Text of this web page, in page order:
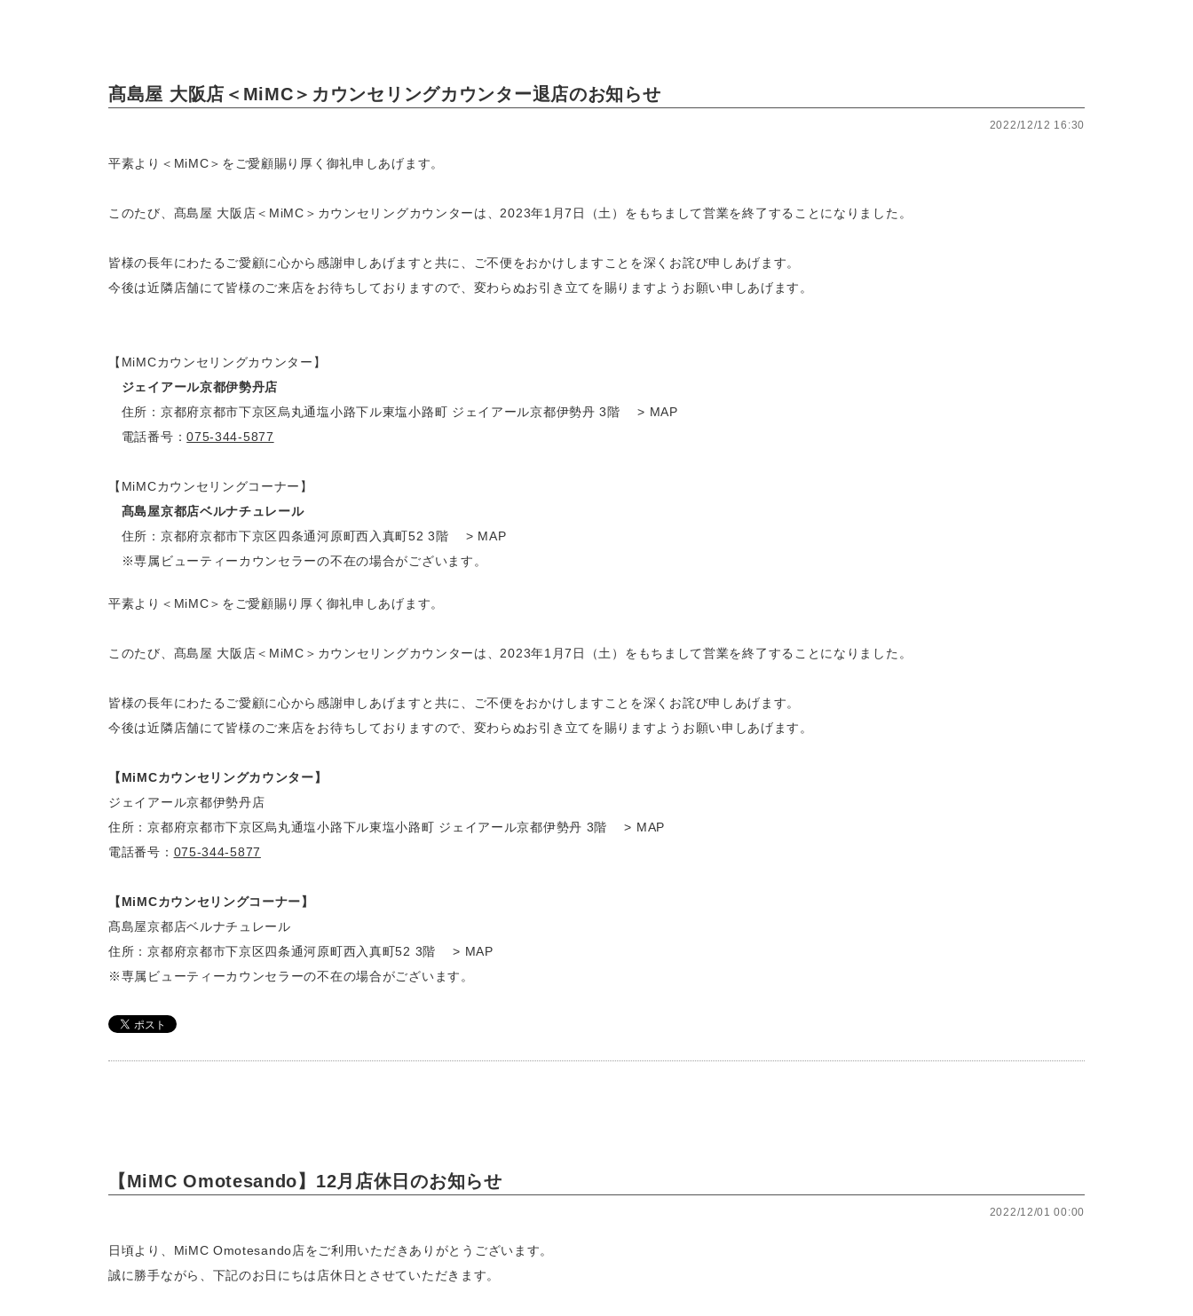
髙島屋 大阪店＜MiMC＞カウンセリングカウンター退店のお知らせ
2022/12/12 16:30
平素より＜MiMC＞をご愛顧賜り厚く御礼申しあげます。
このたび、髙島屋 大阪店＜MiMC＞カウンセリングカウンターは、2023年1月7日（土）をもちまして営業を終了することになりました。
皆様の長年にわたるご愛顧に心から感謝申しあげますと共に、ご不便をおかけしますことを深くお詫び申しあげます。
今後は近隣店舗にて皆様のご来店をお待ちしておりますので、変わらぬお引き立てを賜りますようお願い申しあげます。
【MiMCカウンセリングカウンター】
ジェイアール京都伊勢丹店
住所：京都府京都市下京区烏丸通塩小路下ル東塩小路町 ジェイアール京都伊勢丹 3階 > MAP
電話番号：075-344-5877
【MiMCカウンセリングコーナー】
髙島屋京都店ベルナチュレール
住所：京都府京都市下京区四条通河原町西入真町52 3階 > MAP
平素より＜MiMC＞をご愛顧賜り厚く御礼申しあげます。
このたび、髙島屋 大阪店＜MiMC＞カウンセリングカウンターは、2023年1月7日（土）をもちまして営業を終了することになりました。
皆様の長年にわたるご愛顧に心から感謝申しあげますと共に、ご不便をおかけしますことを深くお詫び申しあげます。
今後は近隣店舗にて皆様のご来店をお待ちしておりますので、変わらぬお引き立てを賜りますようお願い申しあげます。
【MiMCカウンセリングカウンター】
ジェイアール京都伊勢丹店
住所：京都府京都市下京区烏丸通塩小路下ル東塩小路町 ジェイアール京都伊勢丹 3階 > MAP
電話番号： 075-344-5877
【MiMCカウンセリングコーナー】
髙島屋京都店ベルナチュレール
住所：京都府京都市下京区四条通河原町西入真町52 3階 > MAP
【MiMC Omotesando】12月店休日のお知らせ
2022/12/01 00:00
日頃より、MiMC Omotesando店をご利用いただきありがとうございます。
誠に勝手ながら、下記のお日にちは店休日とさせていただきます。